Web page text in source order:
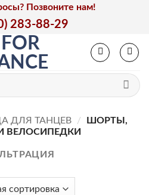
Позвоните нам!
283-88-29
ДЛЯ ТАНЦЕВ /
ШОРТЫ,
ВЕЛОСИПЕДКИ